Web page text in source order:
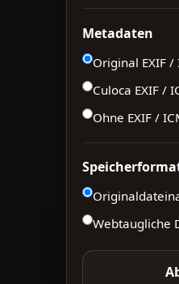
Metadaten
Original EXIF /
Culoca EXIF /
Ohne EXIF /
Webtaugliche